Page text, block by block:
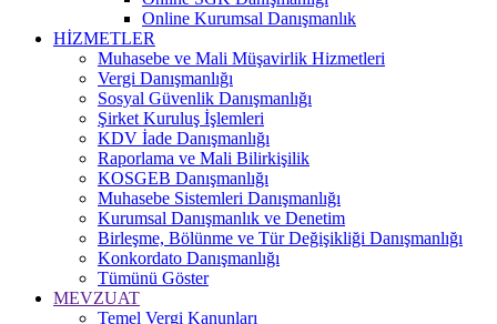
Online Kurumsal Danışmanlık
HİZMETLER
Muhasebe ve Mali Müşavirlik Hizmetleri
Vergi Danışmanlığı
Sosyal Güvenlik Danışmanlığı
Şirket Kuruluş İşlemleri
KDV İade Danışmanlığı
Raporlama ve Mali Bilirkişilik
KOSGEB Danışmanlığı
Muhasebe Sistemleri Danışmanlığı
Kurumsal Danışmanlık ve Denetim
Birleşme, Bölünme ve Tür Değişikliği Danışmanlığı
Konkordato Danışmanlığı
Tümünü Göster
MEVZUAT
Temel Vergi Kanunları